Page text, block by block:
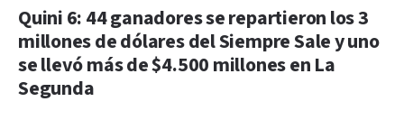
Quini 6: 44 ganadores se repartieron los 3
millones de dólares del Siempre Sale y uno
se llevó más de $4.500 millones en La
Segunda